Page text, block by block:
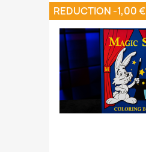
REDUCTION -1,00 €